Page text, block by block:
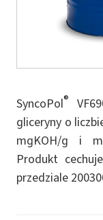
SyncoPol®
gliceryny o
mgKOH/g i
Produkt
przedziale